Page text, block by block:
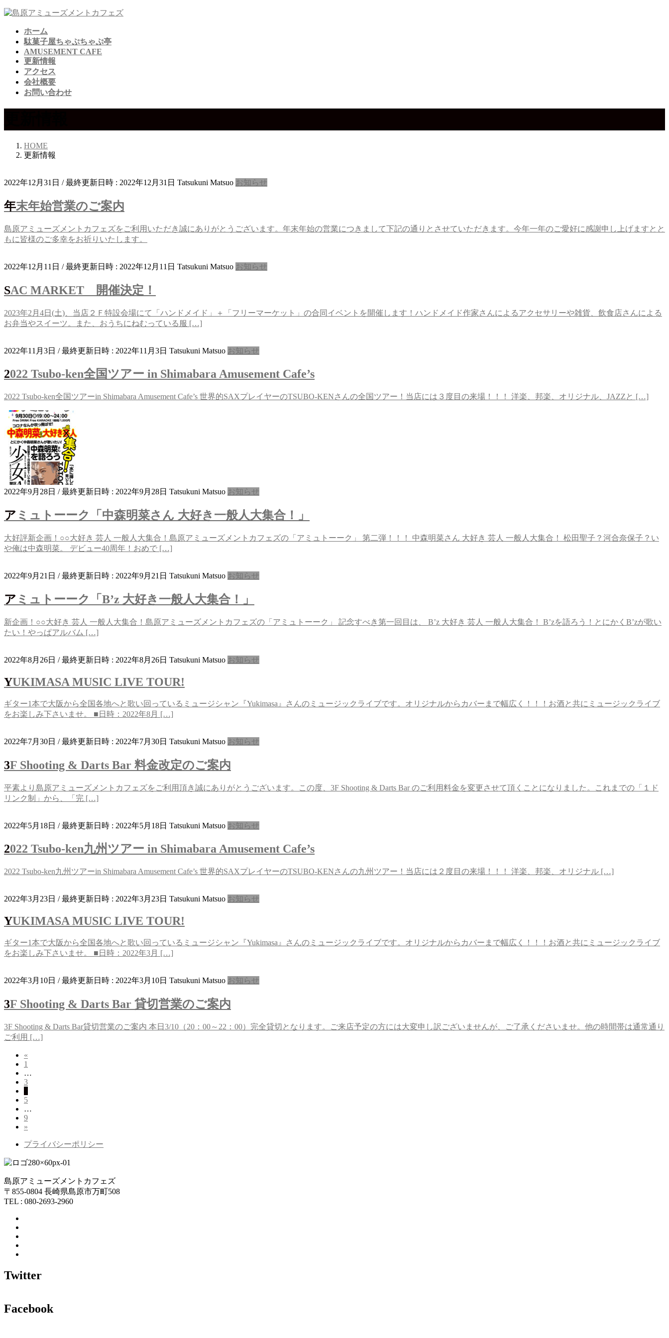
コ
ナ
ホーム
駄菓子屋ちゃぷちゃぷ亭
AMUSEMENT CAFE
更新情報
アクセス
会社概要
お問い合わせ
HOME
更新情報
2022年12月31日 / 最終更新日時 : 2022年12月31日 Tatsukuni Matsuo お知らせ
年末年始営業のご案内
島原アミューズメントカフェズをご利用いただき誠にありがとうございます。年末年始の営業につきまして下記の通りとさせていただきます。今年一年のご愛好に感謝申し上げますとと
もに皆様のご多幸をお祈りいたします。
2022年12月11日 / 最終更新日時 : 2022年12月11日 Tatsukuni Matsuo お知らせ
SAC MARKET 開催決定！
2023年2月4日(土)、当店２Ｆ特設会場にて「ハンドメイド」＋「フリーマーケット」の合同イベントを開催します！ハンドメイド作家さんによるアクセサリーや雑貨、飲食店さんによる
お弁当やスイーツ。また、おうちにねむっている服 […]
2022年11月3日 / 最終更新日時 : 2022年11月3日 Tatsukuni Matsuo お知らせ
2022 Tsubo-ken全国ツアー in Shimabara Amusement Cafe’s
2022 Tsubo-ken全国ツアーin Shimabara Amusement Cafe’s 世界的SAXプレイヤーのTSUBO-KENさんの全国ツアー！当店には３度目の来場！！！ 洋楽、邦楽、オリジナル、JAZZと […]
2022年9月28日 / 最終更新日時 : 2022年9月28日 Tatsukuni Matsuo お知らせ
アミュトーーク「中森明菜さん 大好き一般人大集合！」
大好評新企画！○○大好き 芸人 一般人大集合！島原アミューズメントカフェズの「アミュトーーク」 第二弾！！！ 中森明菜さん 大好き 芸人 一般人大集合！ 松田聖子？河合奈保子？い
や俺は中森明菜。 デビュー40周年！おめで […]
2022年9月21日 / 最終更新日時 : 2022年9月21日 Tatsukuni Matsuo お知らせ
アミュトーーク「B’z 大好き一般人大集合！」
新企画！○○大好き 芸人 一般人大集合！島原アミューズメントカフェズの「アミュトーーク」 記念すべき第一回目は、 B’z 大好き 芸人 一般人大集合！ B’zを語ろう！とにかくB’zが歌い
たい！やっぱアルバム […]
2022年8月26日 / 最終更新日時 : 2022年8月26日 Tatsukuni Matsuo お知らせ
YUKIMASA MUSIC LIVE TOUR!
ギター1本で大阪から全国各地へと歌い回っているミュージシャン『Yukimasa』さんのミュージックライブです。オリジナルからカバーまで幅広く！！！お酒と共にミュージックライブ
をお楽しみ下さいませ。 ■日時：2022年8月 […]
2022年7月30日 / 最終更新日時 : 2022年7月30日 Tatsukuni Matsuo お知らせ
3F Shooting & Darts Bar 料金改定のご案内
平素より島原アミューズメントカフェズをご利用頂き誠にありがとうございます。この度、3F Shooting & Darts Bar のご利用料金を変更させて頂くことになりました。これまでの「１ド
リンク制」から、「完 […]
2022年5月18日 / 最終更新日時 : 2022年5月18日 Tatsukuni Matsuo お知らせ
2022 Tsubo-ken九州ツアー in Shimabara Amusement Cafe’s
2022 Tsubo-ken九州ツアーin Shimabara Amusement Cafe’s 世界的SAXプレイヤーのTSUBO-KENさんの九州ツアー！当店には２度目の来場！！！ 洋楽、邦楽、オリジナル […]
2022年3月23日 / 最終更新日時 : 2022年3月23日 Tatsukuni Matsuo お知らせ
YUKIMASA MUSIC LIVE TOUR!
ギター1本で大阪から全国各地へと歌い回っているミュージシャン『Yukimasa』さんのミュージックライブです。オリジナルからカバーまで幅広く！！！お酒と共にミュージックライブ
をお楽しみ下さいませ。 ■日時：2022年3月 […]
2022年3月10日 / 最終更新日時 : 2022年3月10日 Tatsukuni Matsuo お知らせ
3F Shooting & Darts Bar 貸切営業のご案内
3F Shooting & Darts Bar貸切営業のご案内 本日3/10（20：00～22：00）完全貸切となります。ご来店予定の方には大変申し訳ございませんが、ご了承くださいませ。他の時間帯は通常通り
ご利用 […]
り
«
固
定
ペ
ー
ジ
1
…
固
ペ
ー
ジ
3
定
ペ
ー
ジ
固
定
ペ
ー
ジ
5
…
固
定
ペ
ー
ジ
9
»
プライバシーポリシー
島原アミューズメントカフェズ
〒855-0804 長崎県島原市万町508
TEL : 080-2693-2960
Twitter
Facebook